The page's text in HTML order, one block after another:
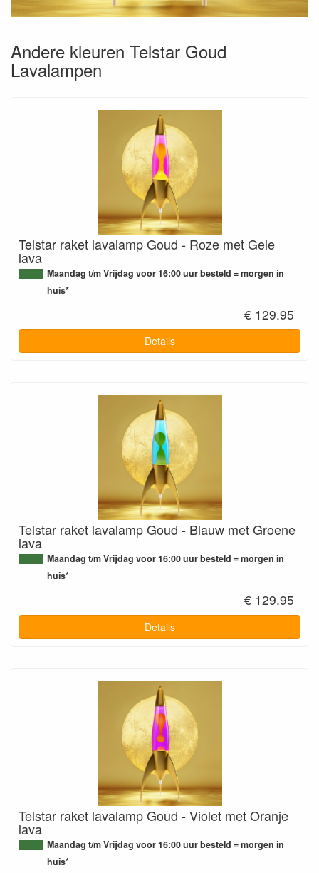
Andere kleuren Telstar Goud
Lavalampen
Telstar raket lavalamp Goud - Roze met Gele
lava
Maandag t/m Vrijdag voor 16:00 uur besteld = morgen in
huis*
€ 129.95
Details
Telstar raket lavalamp Goud - Blauw met Groene
lava
Maandag t/m Vrijdag voor 16:00 uur besteld = morgen in
huis*
€ 129.95
Details
Telstar raket lavalamp Goud - Violet met Oranje
lava
Maandag t/m Vrijdag voor 16:00 uur besteld = morgen in
huis*